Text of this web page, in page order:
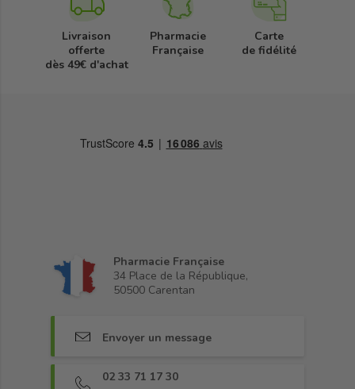
Livraison
offerte
dès 49€ d'achat
Pharmacie
Française
Carte
de fidélité
Pharmacie Française
34 Place de la République,
50500 Carentan
Envoyer un message
02 33 71 17 30